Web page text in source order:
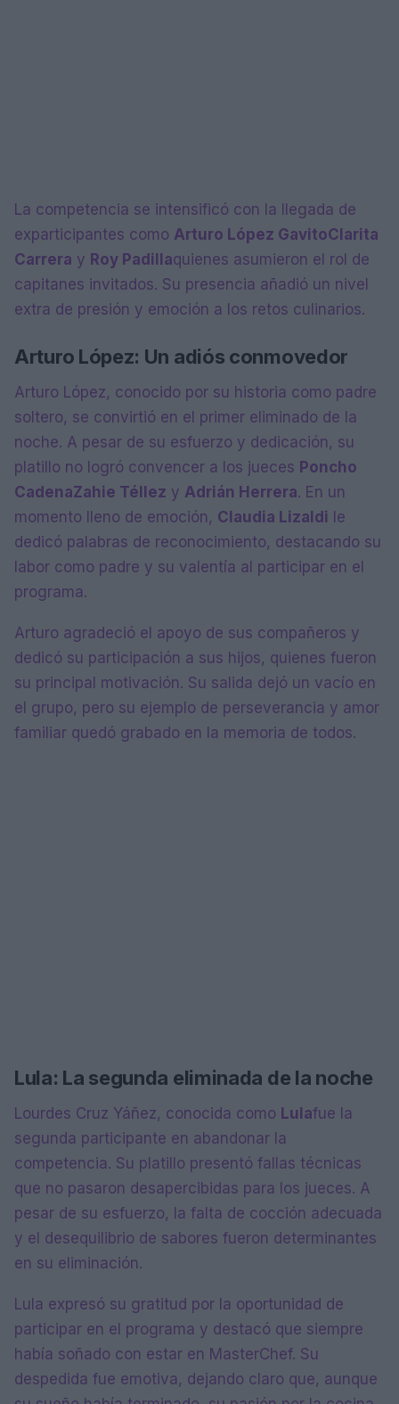
La competencia se intensificó con la llegada de
exparticipantes como Arturo López GavitoClarita
Carrera y Roy Padillaquienes asumieron el rol de
capitanes invitados. Su presencia añadió un nivel
extra de presión y emoción a los retos culinarios.
Arturo López: Un adiós conmovedor
Arturo López, conocido por su historia como padre
soltero, se convirtió en el primer eliminado de la
noche. A pesar de su esfuerzo y dedicación, su
platillo no logró convencer a los jueces Poncho
CadenaZahie Téllez y Adrián Herrera. En un
momento lleno de emoción, Claudia Lizaldi le
dedicó palabras de reconocimiento, destacando su
labor como padre y su valentía al participar en el
programa.
Arturo agradeció el apoyo de sus compañeros y
dedicó su participación a sus hijos, quienes fueron
su principal motivación. Su salida dejó un vacío en
el grupo, pero su ejemplo de perseverancia y amor
familiar quedó grabado en la memoria de todos.
Lula: La segunda eliminada de la noche
Lourdes Cruz Yáñez, conocida como Lulafue la
segunda participante en abandonar la
competencia. Su platillo presentó fallas técnicas
que no pasaron desapercibidas para los jueces. A
pesar de su esfuerzo, la falta de cocción adecuada
y el desequilibrio de sabores fueron determinantes
en su eliminación.
Lula expresó su gratitud por la oportunidad de
participar en el programa y destacó que siempre
había soñado con estar en MasterChef. Su
despedida fue emotiva, dejando claro que, aunque